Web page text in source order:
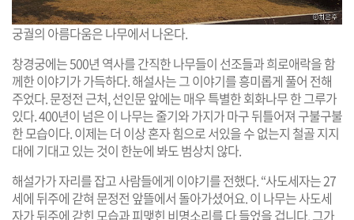
궁궐의 아름다움은 나무에서 나온다.
창경궁에는 500년 역사를 간직한 나무들이 선조들과 희로애락을 함
께한 이야기가 가득하다. 해설사는 그 이야기를 흥미롭게 풀어 전해
주었다. 문정전 근처, 선인문 앞에는 매우 특별한 회화나무 한 그루가
있다. 400년이 넘은 이 나무는 줄기와 가지가 마구 뒤틀어져 구불구불
한 모습이다. 이제는 더 이상 혼자 힘으로 서있을 수 없는지 철골 지지
대에 기대고 있는 것이 한눈에 봐도 범상치 않다.
해설가가 자리를 잡고 사람들에게 이야기를 전했다. “사도세자는 27
세에 뒤주에 갇혀 문정전 앞뜰에서 돌아가셨어요. 이 나무는 사도세
자가 뒤주에 갇힌 모습과 피맺힌 비명소리를 다 들었을 겁니다. 그가